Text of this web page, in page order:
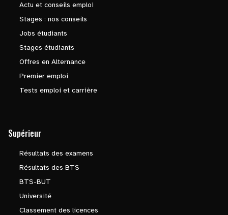
Actu et conseils emploi
Stages : nos conseils
Jobs étudiants
Stages étudiants
Offres en Alternance
Premier emploi
Tests emploi et carrière
Supérieur
Résultats des examens
Résultats des BTS
BTS-BUT
Université
Classement des licences